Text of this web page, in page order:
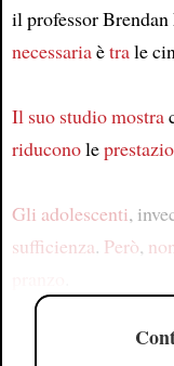
il professor Brendan
necessariaètrale
Il suo studiomostra
riduconole
Gli adolescenti,
sufficienza. Però,